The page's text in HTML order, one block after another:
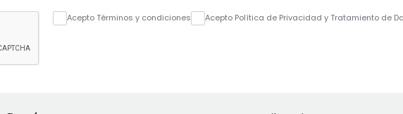
Acepto Términos y condiciones Acepto Política de Privacidad y Tratamiento de